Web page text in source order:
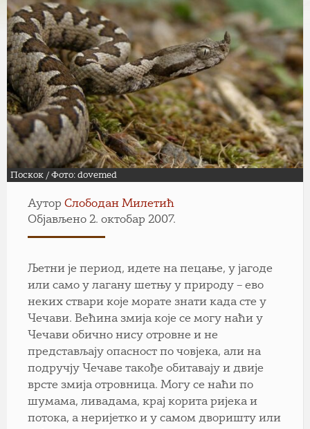
Поскок / Фото: dovemed
Аутор Слободан Милетић
Објављено 2. октобар 2007.
Љетни је период, идете на пецање, у јагоде
или само у лагану шетњу у природу – ево
неких ствари које морате знати када сте у
Чечави. Већина змија које се могу наћи у
Чечави обично нису отровне и не
представљају опасност по човјека, али на
подручју Чечаве такође обитавају и двије
врсте змија отровница. Могу се наћи по
шумама, ливадама, крај корита ријека и
потока, а неријетко и у самом дворишту или